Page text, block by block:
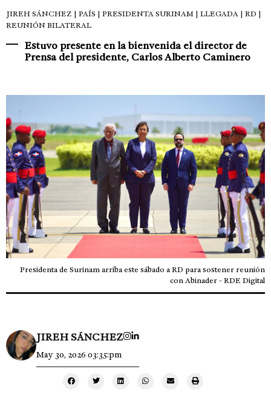
JIREH SÁNCHEZ | PAÍS | PRESIDENTA SURINAM | LLEGADA | RD |
REUNIÓN BILATERAL
Estuvo presente en la bienvenida el director de
Prensa del presidente, Carlos Alberto Caminero
Presidenta de Surinam arriba este sábado a RD para sostener reunión
con Abinader - RDE Digital
JIREH SÁNCHEZ
May 30, 2026 03:35:pm